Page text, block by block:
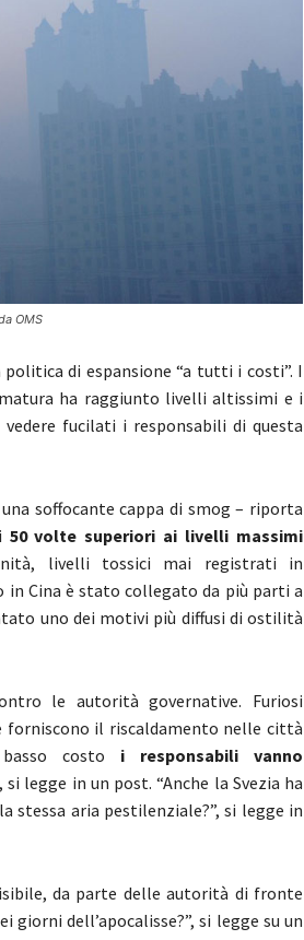
OMS
di espansione “a tutti i costi”. I
ha raggiunto livelli altissimi e i
fucilati i responsabili di questa
soffocante cappa di smog – riporta
50 volte superiori ai livelli massimi
livelli tossici mai registrati in
in Cina è stato collegato da più parti a
uno dei motivi più diffusi di ostilità
le autorità governative. Furiosi
forniscono il riscaldamento nelle città
costo i responsabili vanno
, si legge in un post. “Anche la Svezia ha
stessa aria pestilenziale?”, si legge in
da parte delle autorità di fronte
giorni dell’apocalisse?”, si legge su un